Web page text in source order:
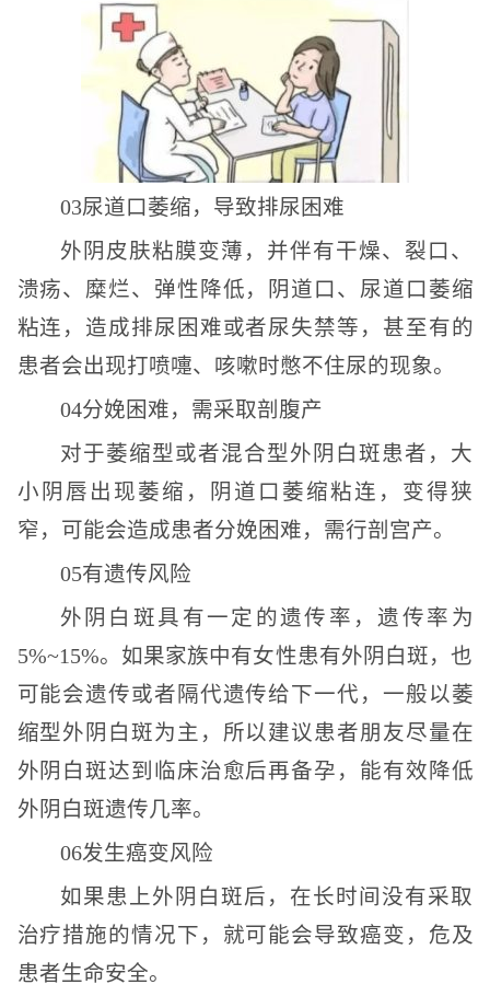
03尿道口萎缩，导致排尿困难
外阴皮肤粘膜变薄，并伴有干燥、裂口、
溃疡、糜烂、弹性降低，阴道口、尿道口萎缩
粘连，造成排尿困难或者尿失禁等，甚至有的
患者会出现打喷嚏、咳嗽时憋不住尿的现象。
04分娩困难，需采取剖腹产
对于萎缩型或者混合型外阴白斑患者，大
小阴唇出现萎缩，阴道口萎缩粘连，变得狭
窄，可能会造成患者分娩困难，需行剖宫产。
05有遗传风险
外阴白斑具有一定的遗传率，遗传率为
5%~15%。如果家族中有女性患有外阴白斑，也
可能会遗传或者隔代遗传给下一代，一般以萎
缩型外阴白斑为主，所以建议患者朋友尽量在
外阴白斑达到临床治愈后再备孕，能有效降低
外阴白斑遗传几率。
06发生癌变风险
如果患上外阴白斑后，在长时间没有采取
治疗措施的情况下，就可能会导致癌变，危及
患者生命安全。